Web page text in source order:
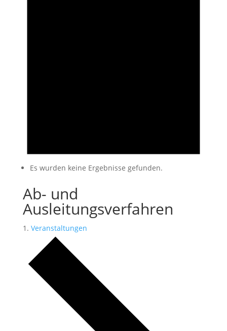
Es wurden keine Ergebnisse gefunden.
Ab- und
Ausleitungsverfahren
Veranstaltungen